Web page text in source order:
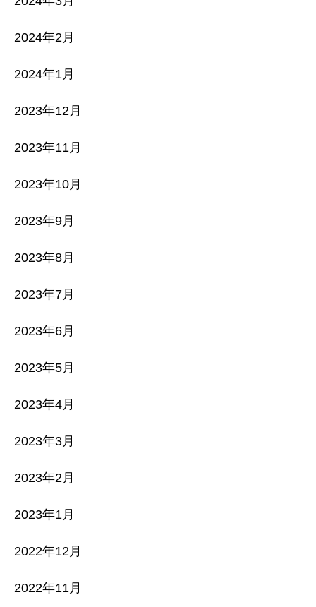
2024年2月
2024年1月
2023年12月
2023年11月
2023年10月
2023年9月
2023年8月
2023年7月
2023年6月
2023年5月
2023年4月
2023年3月
2023年2月
2023年1月
2022年12月
2022年11月